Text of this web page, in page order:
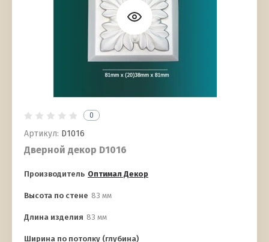
0
Артикул: D1016
Дверной декор D1016
Производитель Оптимал Декор
Высота по стене 83 мм
Длина изделия 83 мм
Ширина по потолку (глубина)